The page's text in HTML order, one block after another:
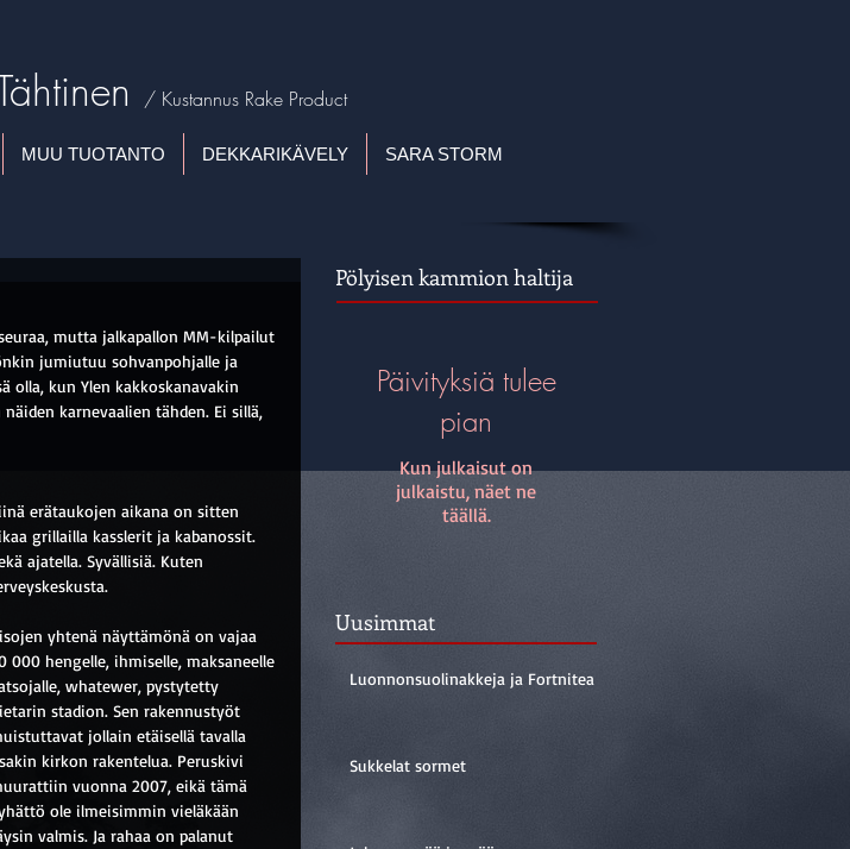
/ Kustannus Rake Product
MUU TUOTANTO DEKKARIKÄVELY SARA STORM
mutta jalkapallon MM-kilpailut
jumiutuu sohvanpohjalle ja
olla, kun Ylen kakkoskanavakin
karnevaalien tähden. Ei sillä,
erätaukojen aikana on sitten
grillailla kasslerit ja kabanossit.
ajatella. Syvällisiä. Kuten
yhtenä näyttämönä on vajaa
000 hengelle, ihmiselle, maksaneelle
whatewer, pystytetty
stadion. Sen rakennustyöt
jollain etäisellä tavalla
kirkon rakentelua. Peruskivi
vuonna 2007, eikä tämä
ole ilmeisimmin vieläkään
valmis. Ja rahaa on palanut
Pölyisen kammion haltija
Päivityksiä tulee
pian
Kun julkaisut on
julkaistu, näet ne
täällä.
Uusimmat
Luonnonsuolinakkeja ja Fortnitea
Sukkelat sormet